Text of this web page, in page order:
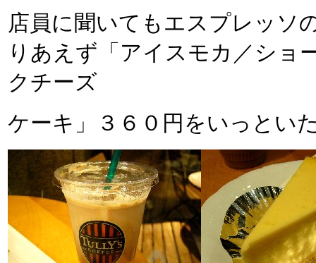
店員に聞いてもエスプレッソ
りあえず「アイスモカ／ショ
クチーズ
ケーキ」３６０円をいっとい